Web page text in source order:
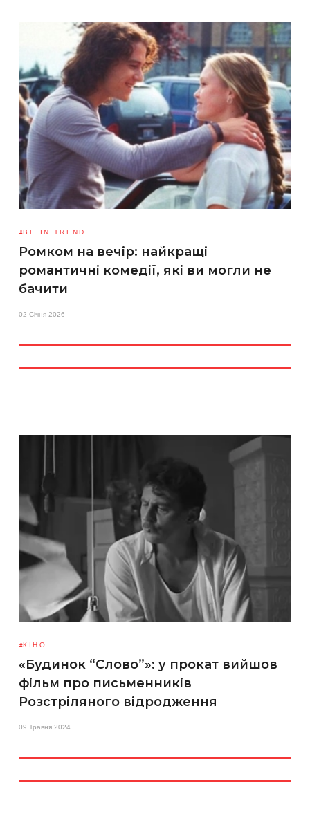
BE IN TREND
Ромком на вечір: найкращі
романтичні комедії, які ви могли не
бачити
02 Січня 2026
КІНО
«Будинок “Слово”»: у прокат вийшов
фільм про письменників
Розстріляного відродження
09 Травня 2024